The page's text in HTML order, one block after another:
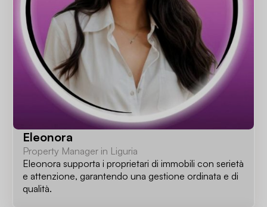
Eleonora
Property Manager in Liguria
Eleonora supporta i proprietari di immobili con serietà
e attenzione, garantendo una gestione ordinata e di
qualità.